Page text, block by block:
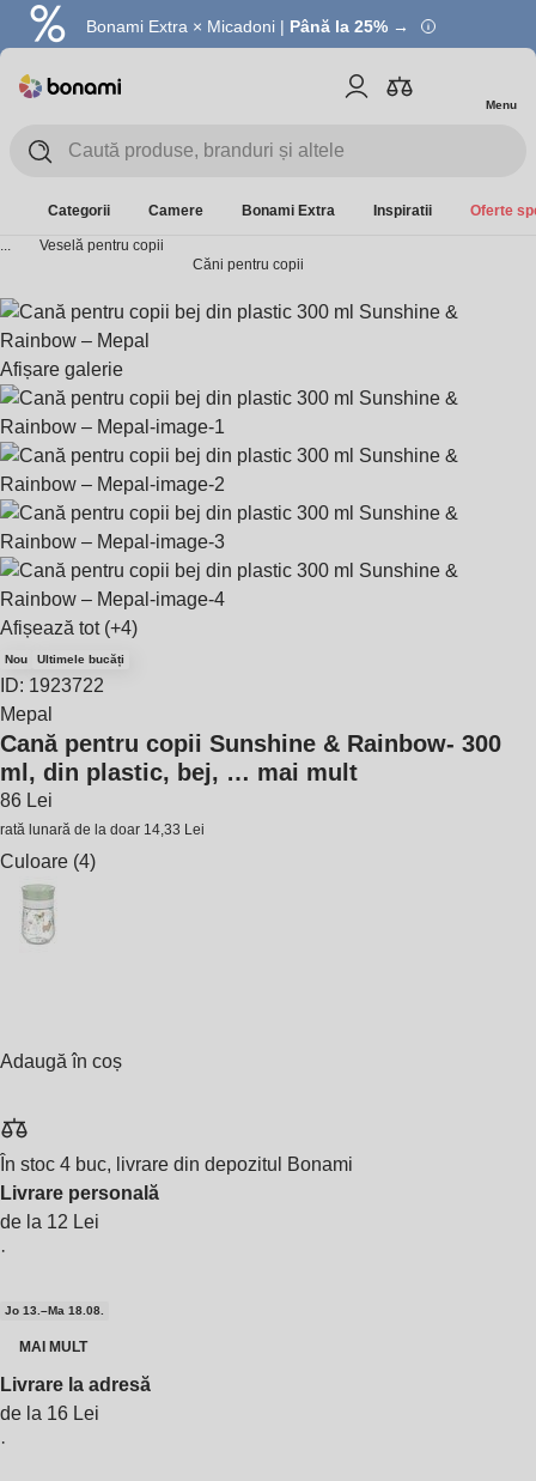
Bonami Extra × Micadoni | Până la 25% →
Summer Sale | Economisești până la 40% →
Menu
Categorii Camere Bonami Extra Inspiratii Oferte
...
Veselă pentru copii
Căni pentru copii
Afișare galerie
Afișează tot(+4)
Nou Ultimele bucăți
ID: 1923722
Mepal
Cană pentru copii Sunshine & Rainbow- 300
ml, din plastic, bej, … mai mult
86 Lei
rată lunară de la doar 14,33 Lei
Culoare (4)
Adaugă în coș
În stoc 4 buc, livrare din depozitul Bonami
Livrare personală
de la 12 Lei
·
Jo 13.–Ma 18.08.
MAI MULT
Livrare la adresă
de la 16 Lei
·